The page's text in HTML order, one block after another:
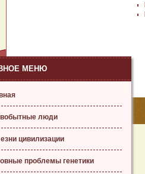
МЕНЮ
люди
цивилизации
проблемы генетики